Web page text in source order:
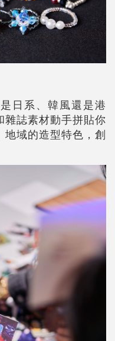
日系、韓風還是港
雜誌素材動手拼貼你
地域的造型特色，創